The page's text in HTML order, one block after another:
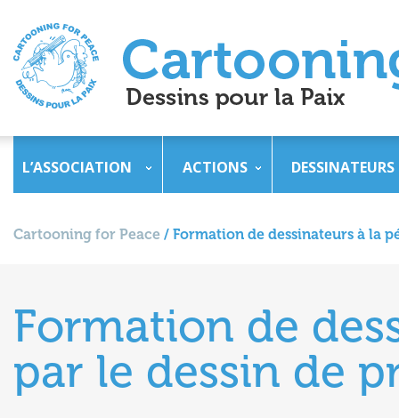
L’ASSOCIATION ACTIONS DESSINATEURS
Cartooning for Peace / Formation de dessinateurs à la
Formation de
par le dessin de